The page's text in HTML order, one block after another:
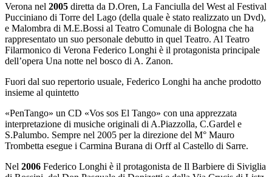
Verona nel 2005 diretta da D.Oren, La Fanciulla del West al Festival
Pucciniano di Torre del Lago (della quale è stato realizzato un Dvd),
e Malombra di M.E.Bossi al Teatro Comunale di Bologna che ha
rappresentato un suo personale debutto in quel Teatro. Al Teatro
Filarmonico di Verona Federico Longhi è il protagonista principale
dell’opera Una notte nel bosco di A. Zanon.
Fuori dal suo repertorio usuale, Federico Longhi ha anche prodotto
insieme al quintetto
«PenTango» un CD «Vos sos El Tango» con una apprezzata
interpretazione di musiche originali di A.Piazzolla, C.Gardel e
S.Palumbo. Sempre nel 2005 per la direzione del M° Mauro
Trombetta esegue i Carmina Burana di Orff al Castello di Sarre.
Nel 2006 Federico Longhi è il protagonista de Il Barbiere di Siviglia